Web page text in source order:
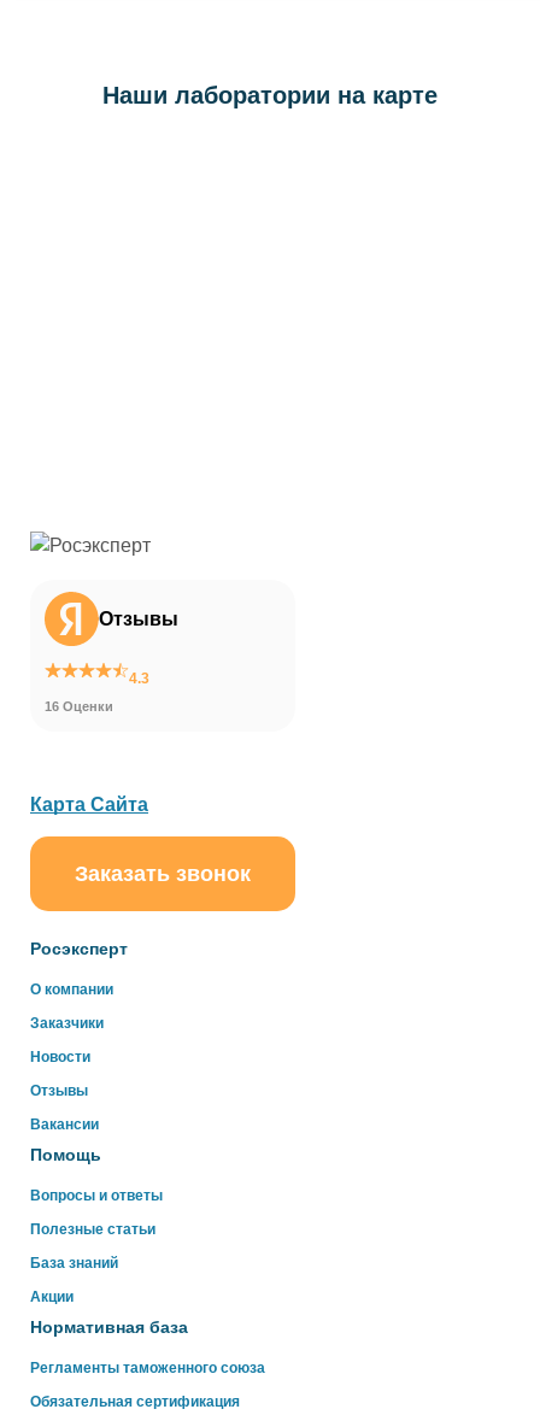
Наши лаборатории на карте
Отзывы
4.3
16 Оценки
Росэксперт
О компании
Заказчики
Новости
Отзывы
Вакансии
Помощь
Вопросы и ответы
Полезные статьи
База знаний
Акции
Нормативная база
Регламенты таможенного союза
Обязательная сертификация
Карта Сайта
Заказать звонок
online
Здравствуйте!
Свяжитесь с нами через WhatsApp нажав на кнопку
WhatsApp